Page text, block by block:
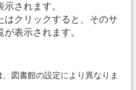
されます。
はクリックすると、そのサ
表示されます。
図書館の設定により異なりま